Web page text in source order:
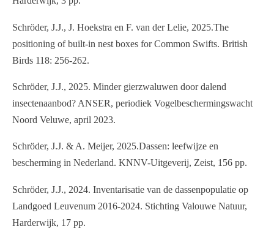
Schröder, J.J., J. Hoekstra en F. van der Lelie, 2025.The
positioning of built-in nest boxes for Common Swifts. British
Birds 118: 256-262.
Schröder, J.J., 2025. Minder gierzwaluwen door dalend
insectenaanbod? ANSER, periodiek Vogelbeschermingswacht
Noord Veluwe, april 2023.
Schröder, J.J. & A. Meijer, 2025.Dassen: leefwijze en
bescherming in Nederland. KNNV-Uitgeverij, Zeist, 156 pp.
Schröder, J.J., 2024. Inventarisatie van de dassenpopulatie op
Landgoed Leuvenum 2016-2024. Stichting Valouwe Natuur,
Harderwijk, 17 pp.